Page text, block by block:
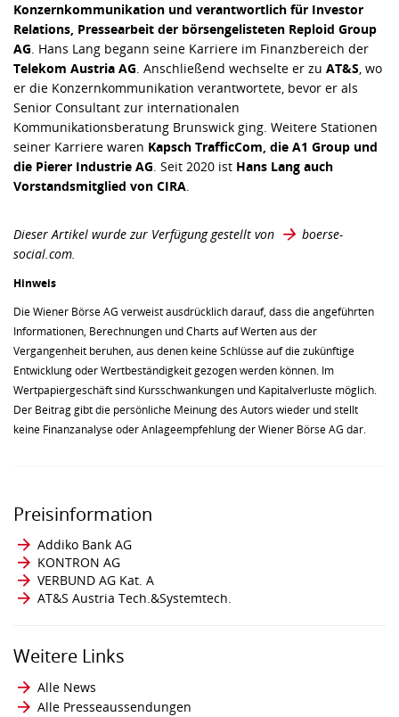
Konzernkommunikation und verantwortlich für Investor
Relations, Pressearbeit der börsengelisteten Reploid Group
AG. Hans Lang begann seine Karriere im Finanzbereich der
Telekom Austria AG. Anschließend wechselte er zu AT&S, wo
er die Konzernkommunikation verantwortete, bevor er als
Senior Consultant zur internationalen
Kommunikationsberatung Brunswick ging. Weitere Stationen
seiner Karriere waren Kapsch TrafficCom, die A1 Group und
die Pierer Industrie AG. Seit 2020 ist Hans Lang auch
Vorstandsmitglied von CIRA.
Dieser Artikel wurde zur Verfügung gestellt von
boerse-
social.com.
Hinweis
Die Wiener Börse AG verweist ausdrücklich darauf, dass die angeführten
Informationen, Berechnungen und Charts auf Werten aus der
Vergangenheit beruhen, aus denen keine Schlüsse auf die zukünftige
Entwicklung oder Wertbeständigkeit gezogen werden können. Im
Wertpapiergeschäft sind Kursschwankungen und Kapitalverluste möglich.
Der Beitrag gibt die persönliche Meinung des Autors wieder und stellt
keine Finanzanalyse oder Anlageempfehlung der Wiener Börse AG dar.
Preisinformation
Addiko Bank AG
KONTRON AG
VERBUND AG Kat. A
AT&S Austria Tech.&Systemtech.
Weitere Links
Alle News
Alle Presseaussendungen